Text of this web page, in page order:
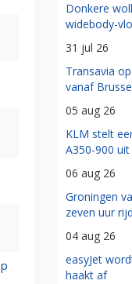
Donkere
widebody-
31 jul 26
Transavia
vanaf
05 aug 26
KLM stelt
A350-900 uit
06 aug 26
Groningen
zeven uur
04 aug 26
easyJet
haakt af